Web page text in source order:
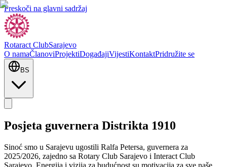
Preskoči na glavni sadržaj
Rotaract ClubSarajevo
O namaČlanoviProjektiDogađajiVijestiKontaktPridružite se
BS
Posjeta guvernera Distrikta 1910
Sinoć smo u Sarajevu ugostili Ralfa Petersa, guvernera za
2025/2026, zajedno sa Rotary Club Sarajevo i Interact Club
Sarajevo. Energija i vizija za budućnost su motivacija za sve naše